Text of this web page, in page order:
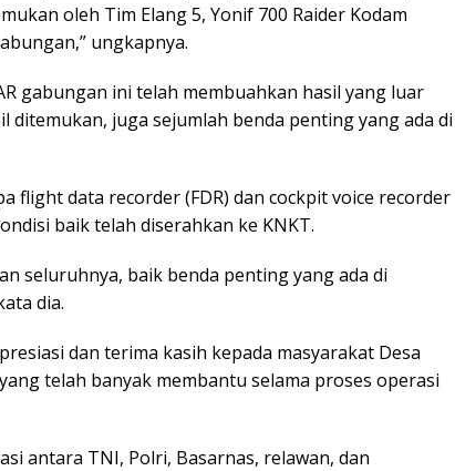
oleh Tim Elang 5, Yonif 700 Raider Kodam
ungkapnya.
gabungan ini telah membuahkan hasil yang luar
ditemukan, juga sejumlah benda penting yang ada di
flight data recorder (FDR) dan cockpit voice recorder
baik telah diserahkan ke KNKT.
seluruhnya, baik benda penting yang ada di
dia.
dan terima kasih kepada masyarakat Desa
telah banyak membantu selama proses operasi
antara TNI, Polri, Basarnas, relawan, dan